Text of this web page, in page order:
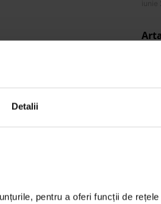
Detalii
pentru a oferi funcții de